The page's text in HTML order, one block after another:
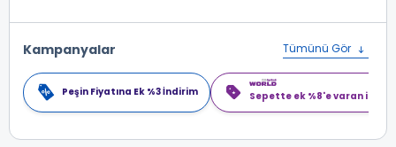
Kampanyalar Tümünü Gör
Peşin Fiyatına Ek %3 İndirim Sepette ek %8'e varan